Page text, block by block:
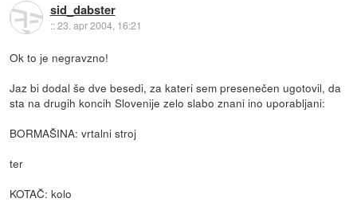
sid_dabster
::23. apr 2004, 16:21
Ok to je negravzno!
Jaz bi dodal še dve besedi, za kateri sem presenečen ugotovil, da
sta na drugih koncih Slovenije zelo slabo znani ino uporabljani:
BORMAŠINA: vrtalni stroj
ter
KOTAČ: kolo